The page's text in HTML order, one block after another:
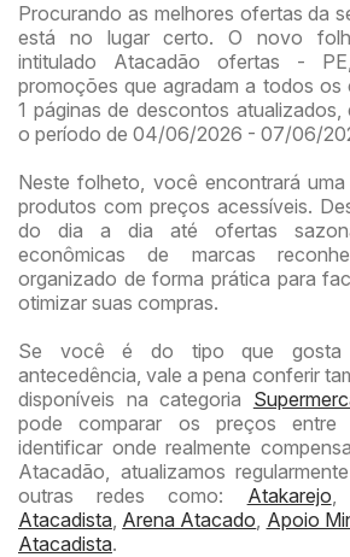
Procurando as melhores ofertas da
está no lugar certo. O novo
intitulado Atacadão ofertas -
promoções que agradam a todos os
1 páginas de descontos atualizados,
o período de 04/06/2026 - 07/06/
Neste folheto, você encontrará
produtos com preços acessíveis.
do dia a dia até ofertas
econômicas de marcas
organizado de forma prática para
otimizar suas compras.
Se você é do tipo que gosta
antecedência, vale a pena conferir
disponíveis na categoria
pode comparar os preços entre
identificar onde realmente
Atacadão, atualizamos
outras redes como: Atakarejo,
Atacadista, Arena Atacado, Apoio
Atacadista.